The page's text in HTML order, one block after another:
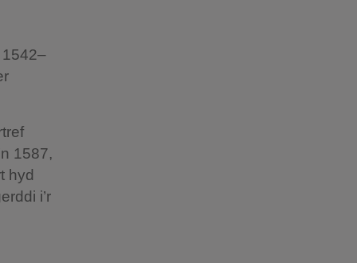
1587,
hyd
i’r